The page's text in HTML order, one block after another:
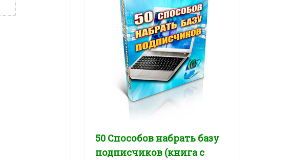
50 Способов набрать базу
подписчиков (книга с